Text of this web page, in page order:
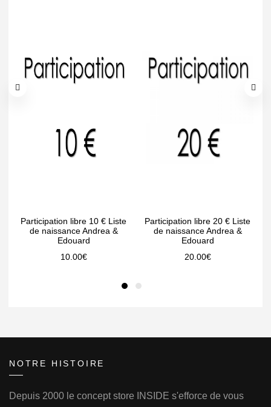
Participation libre 10 € Liste
de naissance Andrea &
Edouard
10.00€
Participation libre 20 € Liste
de naissance Andrea &
Edouard
20.00€
NOTRE HISTOIRE
Depuis 2000 le concept store INSIDE s'efforce de vous